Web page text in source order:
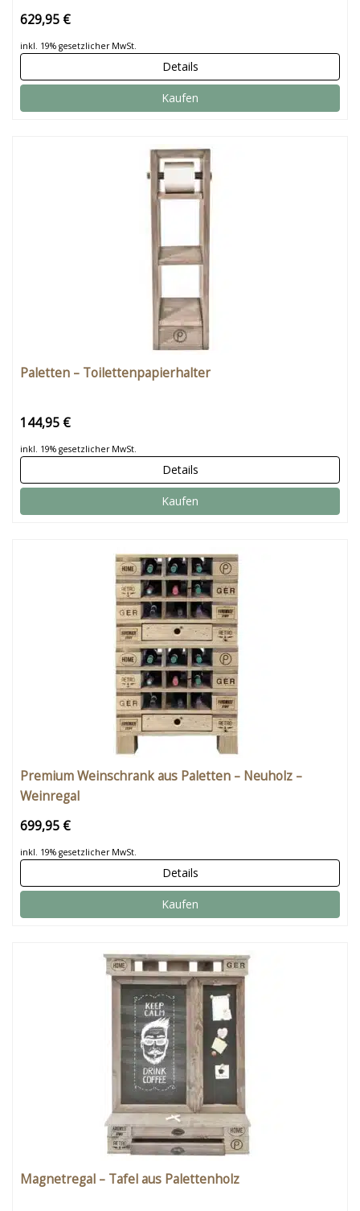
629,95 €
inkl. 19% gesetzlicher MwSt.
Details
Kaufen
Paletten – Toilettenpapierhalter
144,95 €
inkl. 19% gesetzlicher MwSt.
Details
Kaufen
Premium Weinschrank aus Paletten – Neuholz –
Weinregal
699,95 €
inkl. 19% gesetzlicher MwSt.
Details
Kaufen
Magnetregal – Tafel aus Palettenholz